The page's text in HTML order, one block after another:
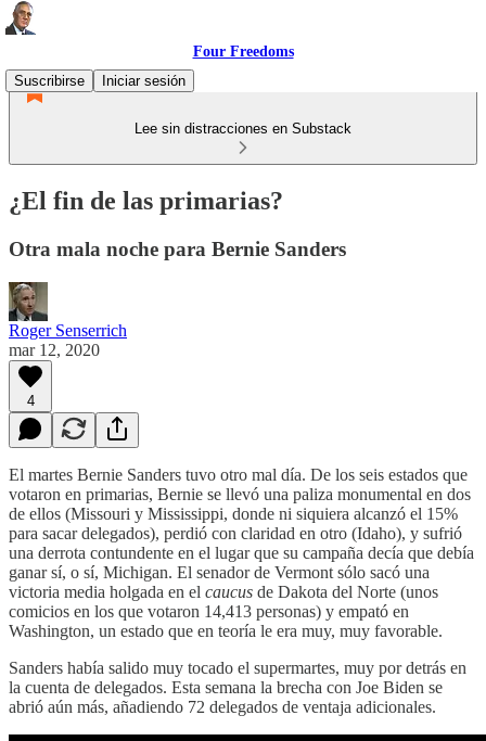
Four Freedoms
Suscribirse
Iniciar sesión
Lee sin distracciones en Substack
¿El fin de las primarias?
Otra mala noche para Bernie Sanders
Roger Senserrich
mar 12, 2020
4
El martes Bernie Sanders tuvo otro mal día. De los seis estados que
votaron en primarias, Bernie se llevó una paliza monumental en dos
de ellos (Missouri y Mississippi, donde ni siquiera alcanzó el 15%
para sacar delegados), perdió con claridad en otro (Idaho), y sufrió
una derrota contundente en el lugar que su campaña decía que debía
ganar sí, o sí, Michigan. El senador de Vermont sólo sacó una
victoria media holgada en el caucus de Dakota del Norte (unos
comicios en los que votaron 14,413 personas) y empató en
Washington, un estado que en teoría le era muy, muy favorable.
Sanders había salido muy tocado el supermartes, muy por detrás en
la cuenta de delegados. Esta semana la brecha con Joe Biden se
abrió aún más, añadiendo 72 delegados de ventaja adicionales.